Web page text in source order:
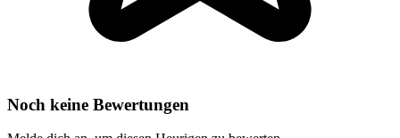
Noch keine Bewertungen